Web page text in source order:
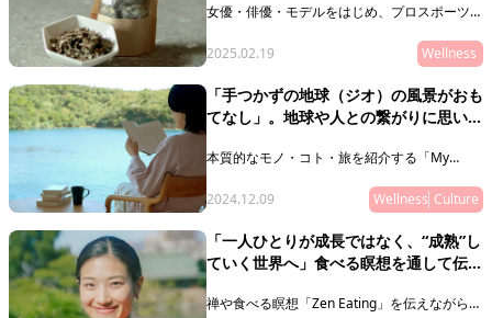
女優・俳優・モデルをはじめ、プロスポーツ選
識が高い方に人気の代官山美容サロン
「YOMO」がオンラインストアをオープン。
2025.02.19 Wellness
「手つかずの地球（ジオ）の風景がおも
てなし」。地球や人との繋がりに思いを
本質的なモノ・コト・旅を紹介する「My
島に位置する“泊まれるジオパークの拠点”
「Entô」をご紹介。
2024.12.09 Wellness Culture
「一人ひとりが成長ではなく、“成熟”し
ていく世界へ」食べる瞑想を通して伝え
Eating代表・Momoeさん
禅や食べる瞑想「Zen Eating」を伝えながら、